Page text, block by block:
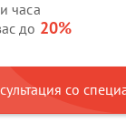
часа
до 20%
со